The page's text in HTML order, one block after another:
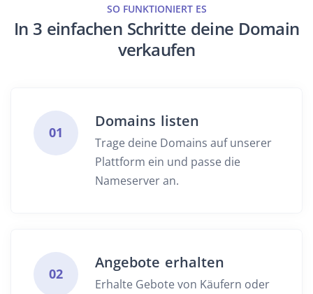
SO FUNKTIONIERT ES
In 3 einfachen Schritte deine Domain
verkaufen
01
Domains listen
Trage deine Domains auf unserer
Plattform ein und passe die
Nameserver an.
02
Angebote erhalten
Erhalte Gebote von Käufern oder